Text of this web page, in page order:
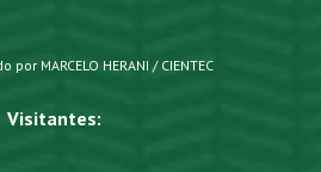
MARCELO HERANI / CIENTEC
Visitantes: